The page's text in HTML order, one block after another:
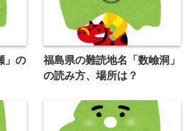
」の
福島県の難読地名「数嶮洞」
の読み方、場所は？